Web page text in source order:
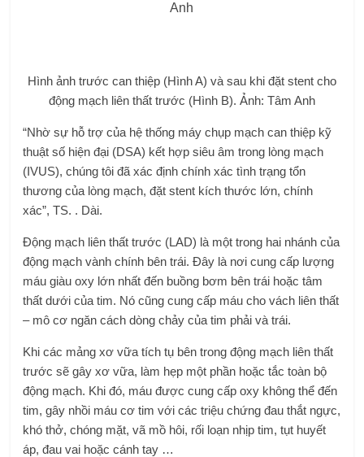
Hình ảnh trước can thiệp (Hình A) và sau khi đặt stent cho
động mạch liên thất trước (Hình B). Ảnh: Tâm Anh
“Nhờ sự hỗ trợ của hệ thống máy chụp mạch can thiệp kỹ
thuật số hiện đại (DSA) kết hợp siêu âm trong lòng mạch
(IVUS), chúng tôi đã xác định chính xác tình trạng tổn
thương của lòng mạch, đặt stent kích thước lớn, chính
xác”, TS. . Dài.
Động mạch liên thất trước (LAD) là một trong hai nhánh của
động mạch vành chính bên trái. Đây là nơi cung cấp lượng
máu giàu oxy lớn nhất đến buồng bơm bên trái hoặc tâm
thất dưới của tim. Nó cũng cung cấp máu cho vách liên thất
– mô cơ ngăn cách dòng chảy của tim phải và trái.
Khi các mảng xơ vữa tích tụ bên trong động mạch liên thất
trước sẽ gây xơ vữa, làm hẹp một phần hoặc tắc toàn bộ
động mạch. Khi đó, máu được cung cấp oxy không thể đến
tim, gây nhồi máu cơ tim với các triệu chứng đau thắt ngực,
khó thở, chóng mặt, vã mồ hôi, rối loạn nhịp tim, tụt huyết
áp, đau vai hoặc cánh tay …